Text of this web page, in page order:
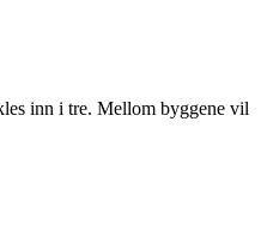
inn i tre. Mellom byggene vil